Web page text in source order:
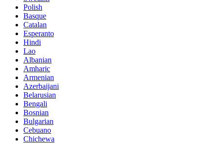
Polish
Basque
Catalan
Esperanto
Hindi
Lao
Albanian
Amharic
Armenian
Azerbaijani
Belarusian
Bengali
Bosnian
Bulgarian
Cebuano
Chichewa